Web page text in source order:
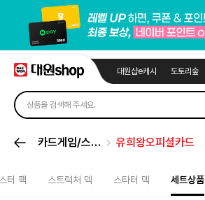
대원샵e캐시 도토리숲
카드게임/스포
유희왕오피셜카드
터 팩 스트럭처 덱 스타터 덱 세트상품